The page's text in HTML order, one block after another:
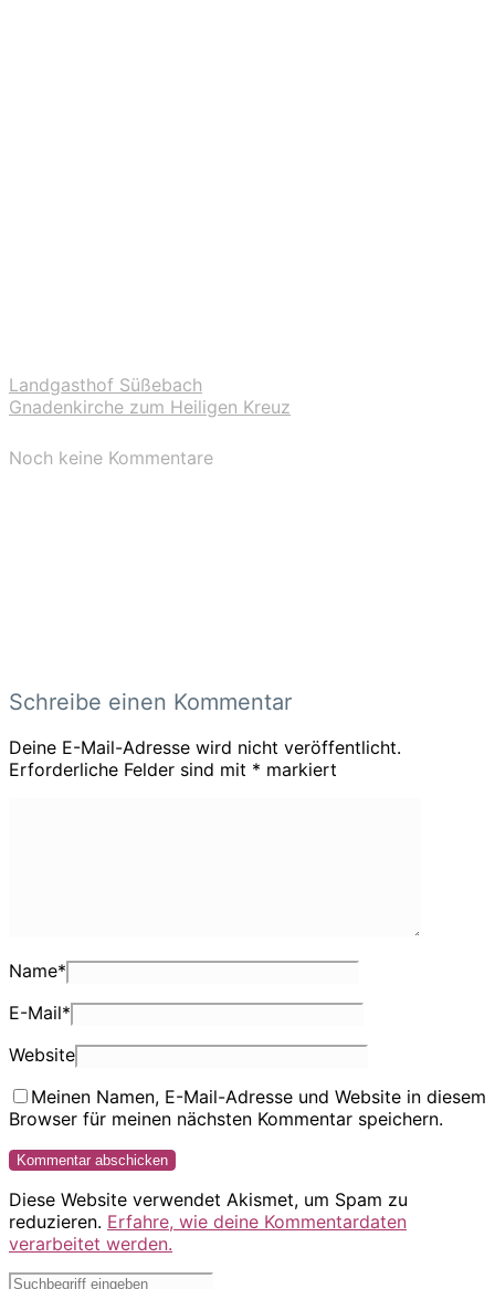
Landgasthof Süßebach
Gnadenkirche zum Heiligen Kreuz
Noch keine Kommentare
Schreibe einen Kommentar
Deine E-Mail-Adresse wird nicht veröffentlicht.
Erforderliche Felder sind mit * markiert
Name*
E-Mail*
Website
Meinen Namen, E-Mail-Adresse und Website in diesem
Browser für meinen nächsten Kommentar speichern.
Diese Website verwendet Akismet, um Spam zu
reduzieren. Erfahre, wie deine Kommentardaten
verarbeitet werden.